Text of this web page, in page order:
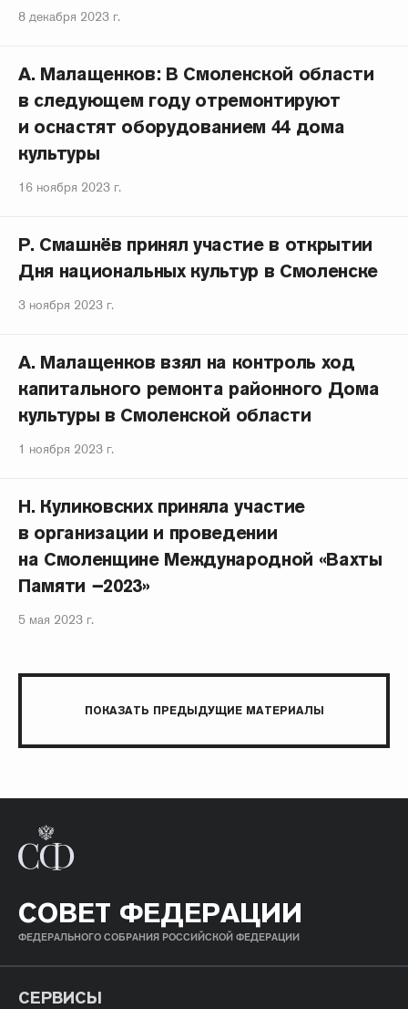
8 декабря 2023 г.
А. Малащенков: В Смоленской области
в следующем году отремонтируют
и оснастят оборудованием 44 дома
культуры
16 ноября 2023 г.
Р. Смашнёв принял участие в открытии
Дня национальных культур в Смоленске
3 ноября 2023 г.
А. Малащенков взял на контроль ход
капитального ремонта районного Дома
культуры в Смоленской области
1 ноября 2023 г.
Н. Куликовских приняла участие
в организации и проведении
на Смоленщине Международной «Вахты
Памяти −2023»
5 мая 2023 г.
ПОКАЗАТЬ ПРЕДЫДУЩИЕ МАТЕРИАЛЫ
СОВЕТ ФЕДЕРАЦИИ
ФЕДЕРАЛЬНОГО СОБРАНИЯ РОССИЙСКОЙ ФЕДЕРАЦИИ
СЕРВИСЫ